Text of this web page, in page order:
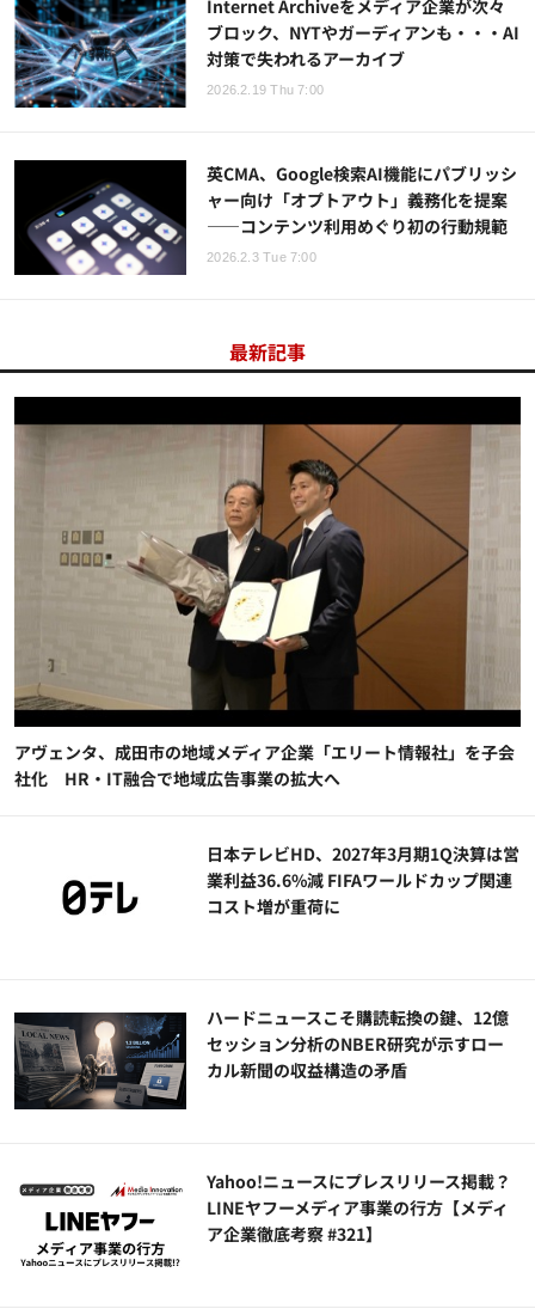
Internet Archiveをメディア企業が次々
ブロック、NYTやガーディアンも・・・AI
対策で失われるアーカイブ
2026.2.19 Thu 7:00
英CMA、Google検索AI機能にパブリッシ
ャー向け「オプトアウト」義務化を提案
——コンテンツ利用めぐり初の行動規範
2026.2.3 Tue 7:00
最新記事
アヴェンタ、成田市の地域メディア企業「エリート情報社」を子会
社化 HR・IT融合で地域広告事業の拡大へ
日本テレビHD、2027年3月期1Q決算は営
業利益36.6%減 FIFAワールドカップ関連
コスト増が重荷に
ハードニュースこそ購読転換の鍵、12億
セッション分析のNBER研究が示すロー
カル新聞の収益構造の矛盾
Yahoo!ニュースにプレスリリース掲載？
LINEヤフーメディア事業の行方【メディ
ア企業徹底考察 #321】